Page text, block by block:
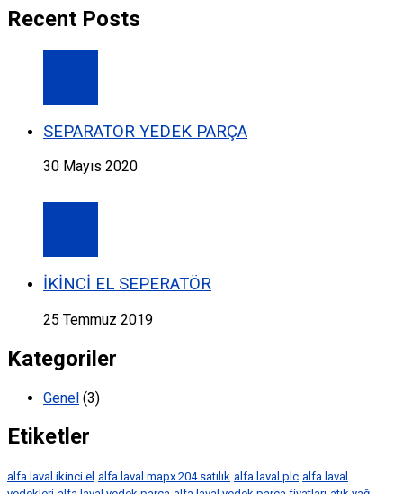
Recent Posts
SEPARATOR YEDEK PARÇA
30 Mayıs 2020
İKİNCİ EL SEPERATÖR
25 Temmuz 2019
Kategoriler
Genel (3)
Etiketler
alfa laval ikinci el alfa laval mapx 204 satılık alfa laval plc alfa laval